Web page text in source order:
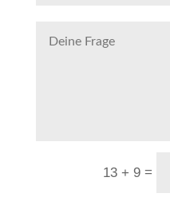
13 + 9 =